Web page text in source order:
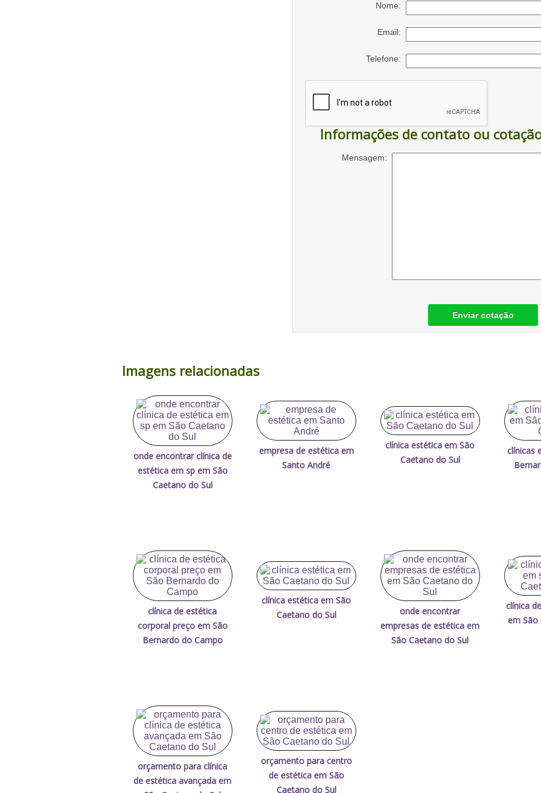
Nome:
Email:
Telefone:
Informações de contato ou
Mensagem:
Enviar cotação
Imagens relacionadas
onde encontrar clínica de
estética em sp em São
Caetano do Sul
empresa de estética em
Santo André
clínica estética em São
Caetano do Sul
clínicas
clínica de estética
corporal preço em São
Bernardo do Campo
clínica estética em São
Caetano do Sul
onde encontrar
empresas de estética em
São Caetano do Sul
clínica
em São
orçamento para clínica
de estética avançada em
orçamento para centro
de estética em São
Caetano do Sul